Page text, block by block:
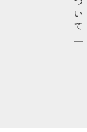
い
て